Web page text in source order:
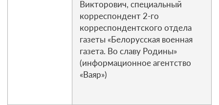
Викторович, специальный
корреспондент 2-го
корреспондентского отдела
газеты «Белорусская военная
газета. Во славу Родины»
(информационное агентство
«Ваяр»)